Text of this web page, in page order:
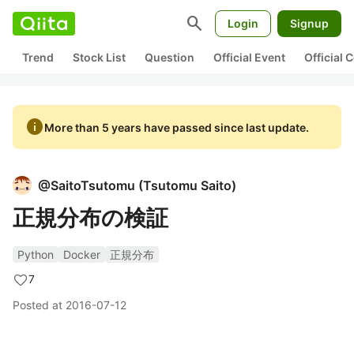
search Login Signup
Trend Stock List Question Official Event Official
infoMore than 5 years have passed since last update.
@SaitoTsutomu (Tsutomu Saito)
正規分布の検証
Python Docker
正規分布
7
Posted at 2016-07-12